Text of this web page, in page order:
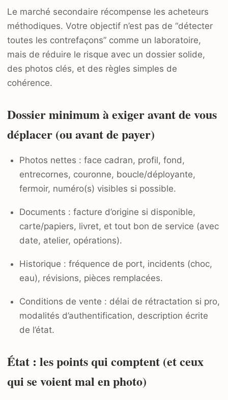
Le marché secondaire récompense les acheteurs
méthodiques. Votre objectif n’est pas de “détecter
toutes les contrefaçons” comme un laboratoire,
mais de réduire le risque avec un dossier solide,
des photos clés, et des règles simples de
cohérence.
Dossier minimum à exiger avant de vous
déplacer (ou avant de payer)
Photos nettes : face cadran, profil, fond,
entrecornes, couronne, boucle/déployante,
fermoir, numéro(s) visibles si possible.
Documents : facture d’origine si disponible,
carte/papiers, livret, et tout bon de service (avec
date, atelier, opérations).
Historique : fréquence de port, incidents (choc,
eau), révisions, pièces remplacées.
Conditions de vente : délai de rétractation si pro,
modalités d’authentification, description écrite
de l’état.
État : les points qui comptent (et ceux
qui se voient mal en photo)